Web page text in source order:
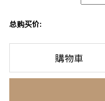
总购买价:
購物車